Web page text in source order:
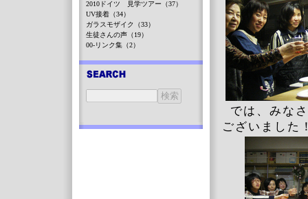
では、みな
ございまし
2010ドイツ 見学ツアー（37）
UV接着（34）
ガラスモザイク（33）
生徒さんの声（19）
00-リンク集（2）